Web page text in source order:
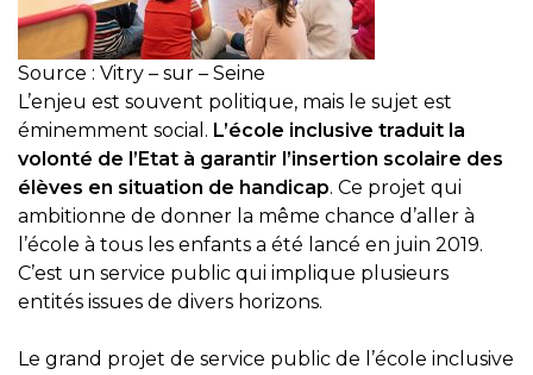
Source : Vitry – sur – Seine
L’enjeu est souvent politique, mais le sujet est
éminemment social. L’école inclusive traduit la
volonté de l’Etat à garantir l’insertion scolaire des
élèves en situation de handicap. Ce projet qui
ambitionne de donner la même chance d’aller à
l’école à tous les enfants a été lancé en juin 2019.
C’est un service public qui implique plusieurs
entités issues de divers horizons.
Le grand projet de service public de l’école inclusive